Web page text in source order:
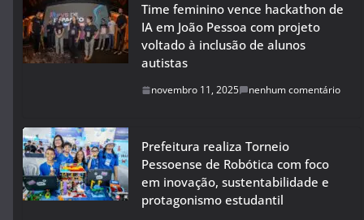
Time feminino vence hackathon de
IA em João Pessoa com projeto
voltado à inclusão de alunos
autistas
novembro 11, 2025 nenhum comentário
Prefeitura realiza Torneio
Pessoense de Robótica com foco
em inovação, sustentabilidade e
protagonismo estudantil